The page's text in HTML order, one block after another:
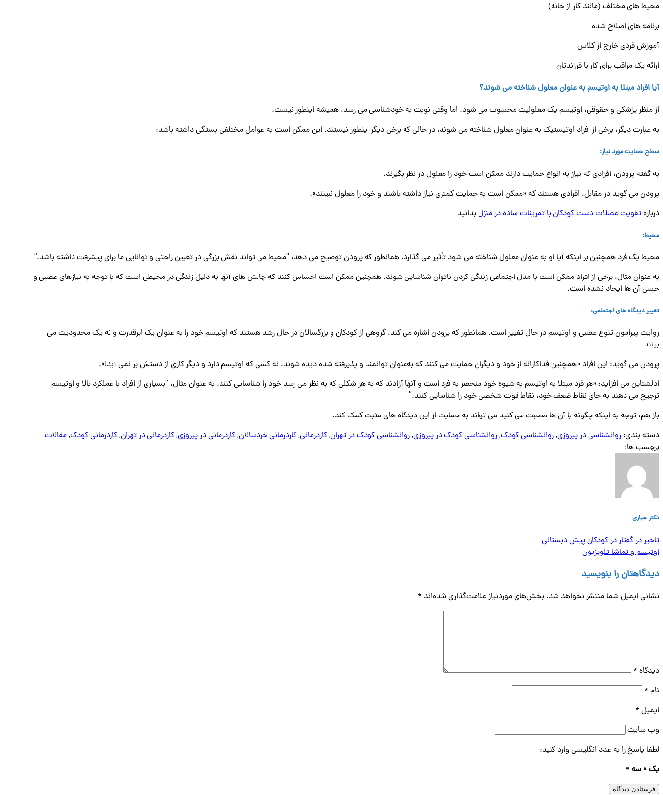
محیط های مختلف (مانند کار از خانه)
برنامه های اصلاح شده
آموزش فردی خارج از کلاس
ارائه یک مراقب برای کار با فرزندتان
آیا افراد مبتلا به اوتیسم به عنوان معلول شناخته می شوند؟
از منظر پزشکی و حقوقی، اوتیسم یک معلولیت محسوب می شود. اما وقتی نوبت به خودشناسی می رسد، همیشه اینطور نیست.
به عبارت دیگر، برخی از افراد اوتیستیک به عنوان معلول شناخته می شوند، در حالی که برخی دیگر اینطور نیستند. این ممکن است به عوامل مختلفی بستگی داشته باشد:
سطح حمایت مورد نیاز:
به گفته پرودن، افرادی که نیاز به انواع حمایت دارند ممکن است خود را معلول در نظر بگیرند.
پرودن می گوید در مقابل، افرادی هستند که «ممکن است به حمایت کمتری نیاز داشته باشند و خود را معلول نبینند».
دربارهتقویت عضلات دست کودکان با تمرینات ساده در منزل بدانید
محیط:
محیط یک فرد همچنین بر اینکه آیا او به عنوان معلول شناخته می شود تأثیر می گذارد. همانطور که پرودن توضیح می دهد، “محیط می تواند نقش بزرگی در تعیین راحتی و توانایی ما برای پیشرفت داشته باشد.”
به عنوان مثال، برخی از افراد ممکن است با مدل اجتماعی زندگی کردن ناتوان شناسایی شوند. همچنین ممکن است احساس کنند که چالش های آنها به دلیل زندگی در محیطی است که با توجه به نیازهای عصبی و
حسی آن ها ایجاد نشده است.
تغییر دیدگاه های اجتماعی:
روایت پیرامون تنوع عصبی و اوتیسم در حال تغییر است. همانطور که پرودن اشاره می کند، گروهی از کودکان و بزرگسالان در حال رشد هستند که اوتیسم خود را به عنوان یک ابرقدرت و نه یک محدودیت می
بینند.
پرودن می‌ گوید: این افراد «همچنین فداکارانه از خود و دیگران حمایت می ‌کنند که به‌عنوان توانمند و پذیرفته‌ شده دیده شوند، نه کسی که اوتیسم دارد و دیگر کاری از دستش بر نمی آید!».
ادلشتاین می افزاید: «هر فرد مبتلا به اوتیسم به شیوه خود منحصر به فرد است و آنها آزادند که به هر شکلی که به نظر می رسد خود را شناسایی کنند. به عنوان مثال، “بسیاری از افراد با عملکرد بالا و اوتیسم
ترجیح می دهند به جای نقاط ضعف خود، نقاط قوت شخصی خود را شناسایی کنند.”
باز هم، توجه به اینکه چگونه با آن ها صحبت می کنید می تواند به حمایت از این دیدگاه های مثبت کمک کند.
دسته بندی: روانشناسی در پیروزی,روانشناسی کودک,روانشناسی کودک در پیروزی,روانشناسی کودک در تهران,کاردرمانی,کاردرمانی خردسالان,کاردرمانی در پیروزی,کاردرمانی در تهران,کاردرمانی کودک,مقالات
برچسب ها:
دکتر جباری
تاخیر در گفتار در کودکان پیش دبستانی
اوتیسم و تماشا تلویزیون
دیدگاهتان را بنویسید
نشانی ایمیل شما منتشر نخواهد شد. بخش‌های موردنیاز علامت‌گذاری شده‌اند *
دیدگاه *
نام *
ایمیل *
وب‌ سایت
لطفا پاسخ را به عدد انگلیسی وارد کنید:
یک × سه =